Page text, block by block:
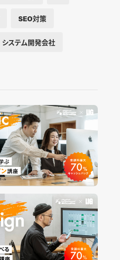
SEO対策
システム開発会社